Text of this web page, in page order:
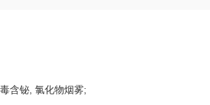
含铋, 氯化物烟雾;